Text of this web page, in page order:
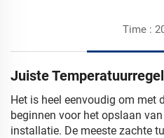
Time :
Juiste
Het is heel eenvoudig om met
beginnen voor het opslaan
installatie. De meeste zachte